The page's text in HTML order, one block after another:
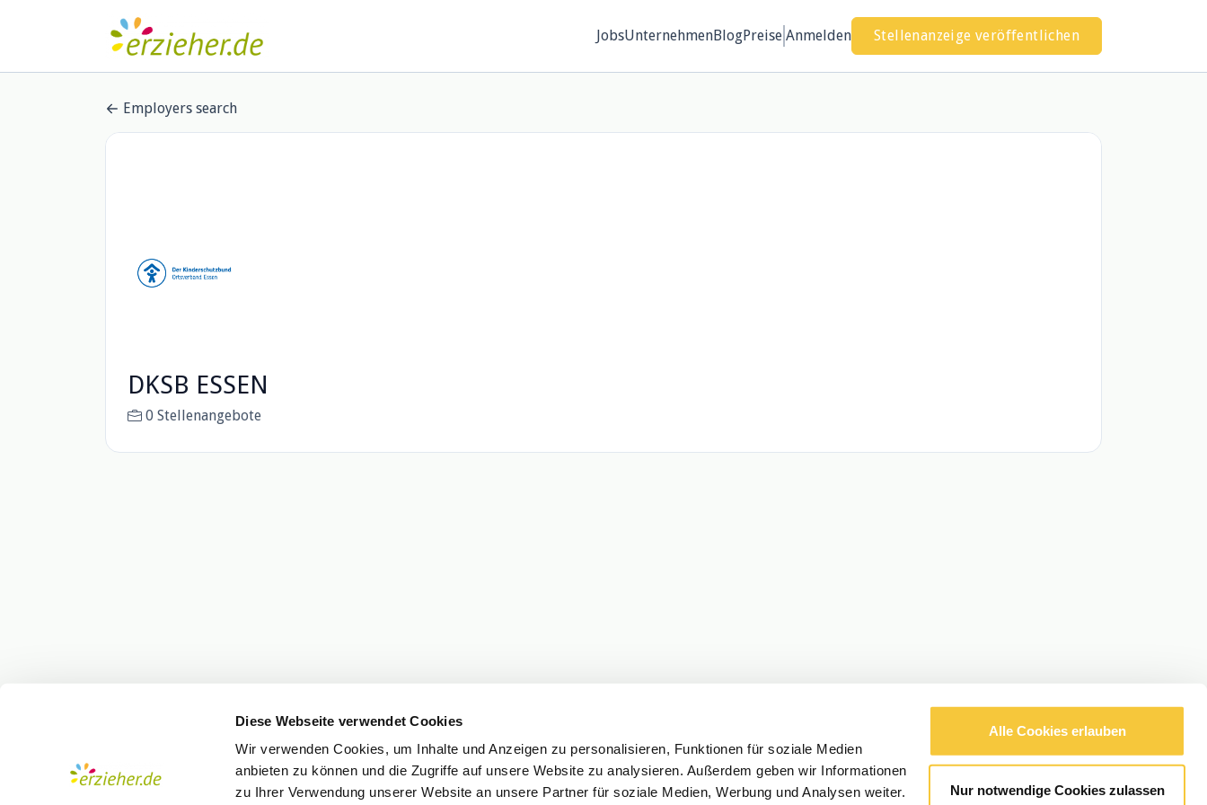
Diese Webseite verwendet Cookies
Wir verwenden Cookies, um Inhalte und Anzeigen zu personalisieren, Funktionen für soziale Medien
anbieten zu können und die Zugriffe auf unsere Website zu analysieren. Außerdem geben wir Informationen
zu Ihrer Verwendung unserer Website an unsere Partner für soziale Medien, Werbung und Analysen weiter.
Alle Cookies erlauben
Nur notwendige Cookies zulassen
JobsUnternehmenBlogPreise Anmelden Stellenanzeige veröffentlichen
Employers search
DKSB ESSEN
0 Stellenangebote